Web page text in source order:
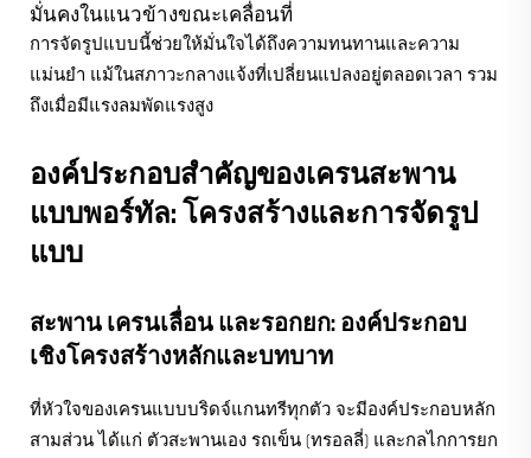
มั่นคงในแนวข้างขณะเคลื่อนที่
การจัดรูปแบบนี้ช่วยให้มั่นใจได้ถึงความทนทานและความ
แม่นยำ แม้ในสภาวะกลางแจ้งที่เปลี่ยนแปลงอยู่ตลอดเวลา รวม
ถึงเมื่อมีแรงลมพัดแรงสูง
องค์ประกอบสำคัญของเครนสะพาน
แบบพอร์ทัล: โครงสร้างและการจัดรูป
แบบ
สะพาน เครนเลื่อน และรอกยก: องค์ประกอบ
เชิงโครงสร้างหลักและบทบาท
ที่หัวใจของเครนแบบบริดจ์แกนทรีทุกตัว จะมีองค์ประกอบหลัก
สามส่วน ได้แก่ ตัวสะพานเอง รถเข็น (ทรอลลี่) และกลไกการยก